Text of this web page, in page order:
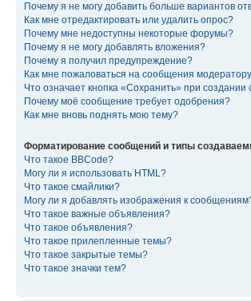
Почему я не могу добавить больше вариантов
Как мне отредактировать или удалить опрос?
Почему мне недоступны некоторые форумы?
Почему я не могу добавлять вложения?
Почему я получил предупреждение?
Как мне пожаловаться на сообщения
Что означает кнопка «Сохранить» при
Почему моё сообщение требует одобрения?
Как мне вновь поднять мою тему?
Форматирование сообщений и типы
Что такое BBCode?
Могу ли я использовать HTML?
Что такое смайлики?
Могу ли я добавлять изображения к
Что такое важные объявления?
Что такое объявления?
Что такое прилепленные темы?
Что такое закрытые темы?
Что такое значки тем?